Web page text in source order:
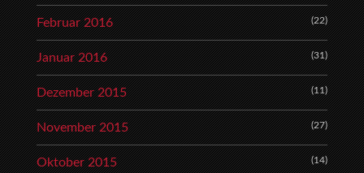
Februar 2016 (22)
Januar 2016 (31)
Dezember 2015 (11)
November 2015 (27)
Oktober 2015 (14)